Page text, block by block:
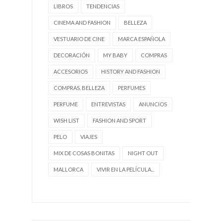
LIBROS TENDENCIAS
CINEMA AND FASHION BELLEZA
VESTUARIO DE CINE MARCA ESPAÑOLA
DECORACIÓN MY BABY COMPRAS
ACCESORIOS HISTORY AND FASHION
COMPRAS. BELLEZA PERFUMES
PERFUME ENTREVISTAS ANUNCIOS
WISH LIST FASHION AND SPORT
PELO VIAJES
MIX DE COSAS BONITAS NIGHT OUT
MALLORCA VIVIR EN LA PELÍCULA...